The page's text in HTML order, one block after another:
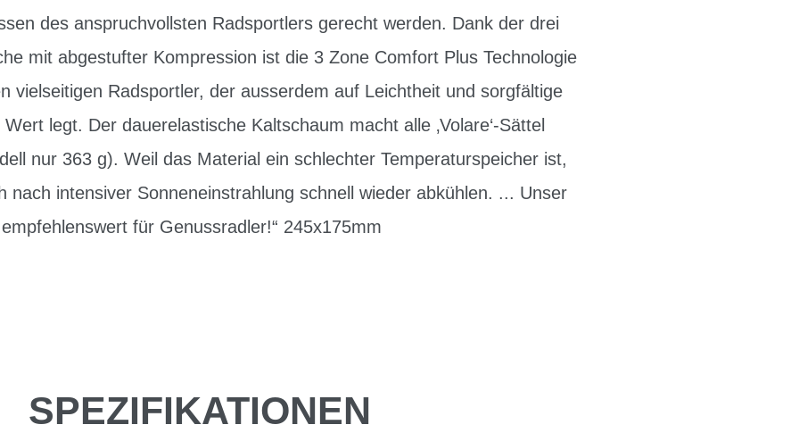
des anspruchvollsten Radsportlers gerecht werden. Dank der drei
mit abgestufter Kompression ist die 3 Zone Comfort Plus Technologie
vielseitigen Radsportler, der ausserdem auf Leichtheit und sorgfältige
legt. Der dauerelastische Kaltschaum macht alle ‚Volare‘-Sättel
nur 363 g). Weil das Material ein schlechter Temperaturspeicher ist,
nach intensiver Sonneneinstrahlung schnell wieder abkühlen. ... Unser
für Genussradler!“ 245x175mm
SPEZIFIKATIONEN